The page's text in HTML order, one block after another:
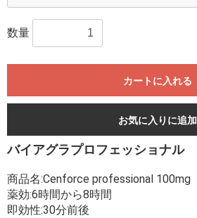
数量
カートに入れる
お気に入りに追加
バイアグラプロフェッショナル
商品名:Cenforce professional 100mg
薬効:6時間から8時間
即効性:30分前後